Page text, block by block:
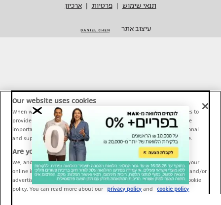
תנאי שימוש
פרטיות ארכיון
עיצוב אתר
Our website uses cookies
When we provide Maariv, TMI and Sport1 content online, we use cookies to
provide social media features and to analyze our traffic. These tools are
important and necessary for our website functionality. Others are optional
and support Maariv, TMI and Sport1 activity and your online experience.
Are you happy to accept cookies?
We, and our partners, use information about your use of our site and your
online interactions to improve our services and to personalize content and/or
advertising for you. You can read more about our privacy policy and cookie
policy. You can read more about our
privacy policy and cookie policy